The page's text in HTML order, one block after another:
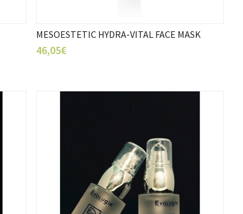
MESOESTETIC HYDRA-VITAL FACE MASK
46,05€